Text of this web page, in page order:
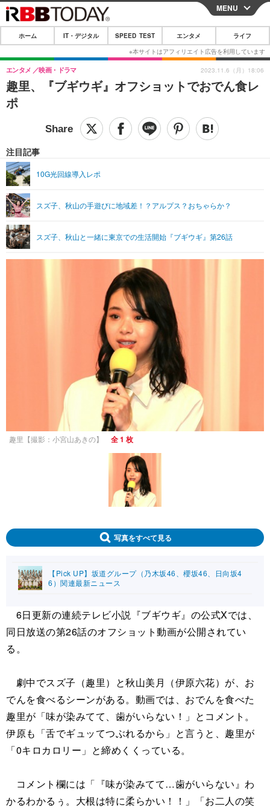
CLOSE
ホーム
IT・デジタル
IT・デジタルTOP スマートフォン
ショッピング その他
SPEED TEST
エンタメTOP 映画・ドラマ
グラビア ブログ
ショッピング その他
ライフTOP
リリース一覧
プッシュ通知の停止方法
MENU
ホーム IT・デジタル SPEED TEST エンタメ ライフ
趣里、『ブギウギ』オフショットでおでん食レ
ポ
エンタメ 映画・ドラマ
注目記事
10G光回線導入レポ
スズ子、秋山の手遊びに地域差！？アルプス？おちゃらか？
スズ子、秋山と一緒に東京での生活開始『ブギウギ』第26話
2023.11.6（月）18:06
趣里【撮影：小宮山あきの】 全 1 枚
写真をすべて見る
【Pick UP】坂道グループ（乃木坂46、櫻坂46、日向坂4
6）関連最新ニュース
6日更新の連続テレビ小説『ブギウギ』の公式Xでは、
同日放送の第26話のオフショット動画が公開されてい
る。
劇中でスズ子（趣里）と秋山美月（伊原六花）が、お
でんを食べるシーンがある。動画では、おでんを食べた
趣里が「味が染みてて、歯がいらない！」とコメント。
伊原も「舌でギュッてつぶれるから」と言うと、趣里が
「0キロカロリー」と締めくくっている。
コメント欄には「『味が染みてて…歯がいらない』わ
かるわかるぅ。大根は特に柔らかい！！」「お二人の笑